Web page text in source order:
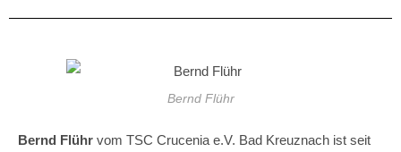
Bernd Flühr
Bernd Flühr vom TSC Crucenia e.V. Bad Kreuznach ist seit